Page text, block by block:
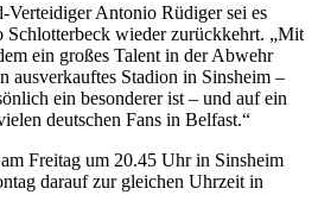
Antonio Rüdiger sei es
Schlotterbeck wieder zurückkehrt. „Mit
ein großes Talent in der Abwehr
ausverkauftes Stadion in Sinsheim –
ein besonderer ist – und auf ein
deutschen Fans in Belfast.“
Freitag um 20.45 Uhr in Sinsheim
darauf zur gleichen Uhrzeit in